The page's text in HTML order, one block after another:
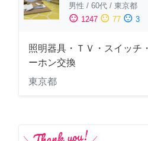
男性 / 60代 / 東京都
sentiment_satisfied 1247 sentiment_neutral 77 sentiment_dissatisfied 3
照明器具・ＴＶ・スイッチ
ーホン交換
東京都